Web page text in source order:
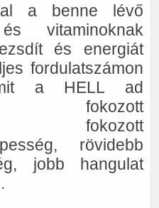
a benne lévő
vitaminoknak
és energiát
fordulatszámon
a HELL ad
fokozott
rövidebb
jobb hangulat